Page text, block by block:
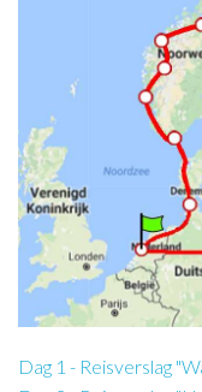
Dag 1 - Reisverslag